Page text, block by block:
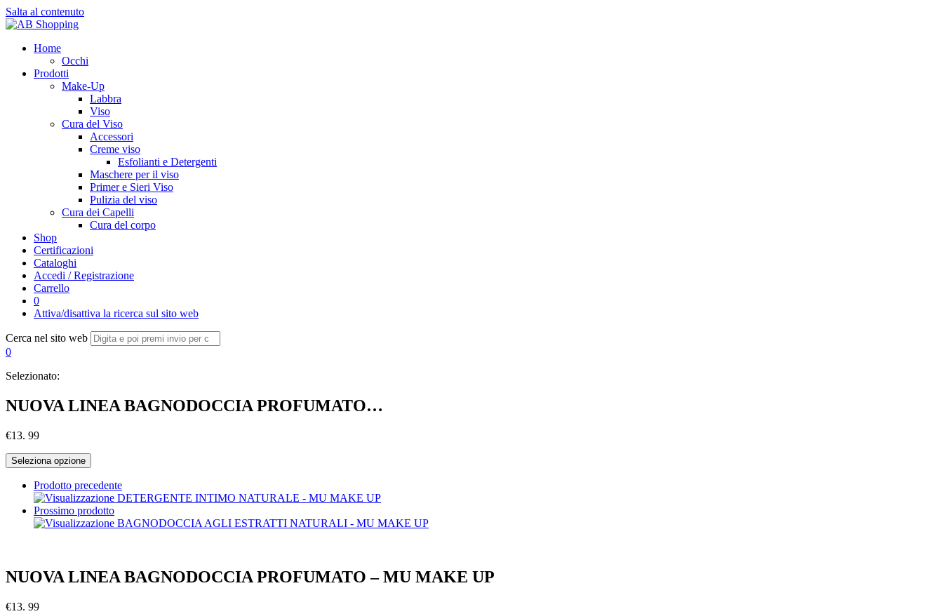
Salta al contenuto
Home
Occhi
Prodotti
Make-Up
Labbra
Viso
Cura del Viso
Accessori
Creme viso
Esfolianti e Detergenti
Maschere per il viso
Primer e Sieri Viso
Pulizia del viso
Cura dei Capelli
Cura del corpo
Shop
Certificazioni
Cataloghi
Accedi / Registrazione
Carrello
0
Attiva/disattiva la ricerca sul sito web
Cerca nel sito web
0
Selezionato:
NUOVA LINEA BAGNODOCCIA PROFUMATO…
€13. 99
Seleziona opzione
Prodotto precedente
Prossimo prodotto
NUOVA LINEA BAGNODOCCIA PROFUMATO – MU MAKE UP
€13. 99